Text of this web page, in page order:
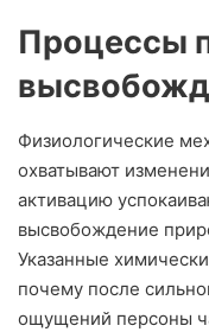
Процессы
Физиологические
охватывают
активацию
высвобождение
Указанные
почему после
ощущений персоны